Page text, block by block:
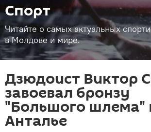
Спорт
Читайте о самых актуальных
в Молдове и мире.
Дзюдоист Виктор
завоевал бронзу
"Большого шлема"
Анталье